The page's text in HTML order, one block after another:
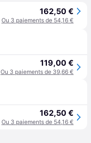
162,50 €
Ou 3 paiements de 54,16 €
119,00 €
Ou 3 paiements de 39,66 €
162,50 €
Ou 3 paiements de 54,16 €